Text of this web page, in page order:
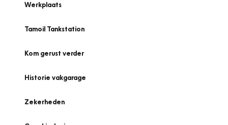
Werkplaats
Tamoil Tankstation
Kom gerust verder
Historie vakgarage
Zekerheden